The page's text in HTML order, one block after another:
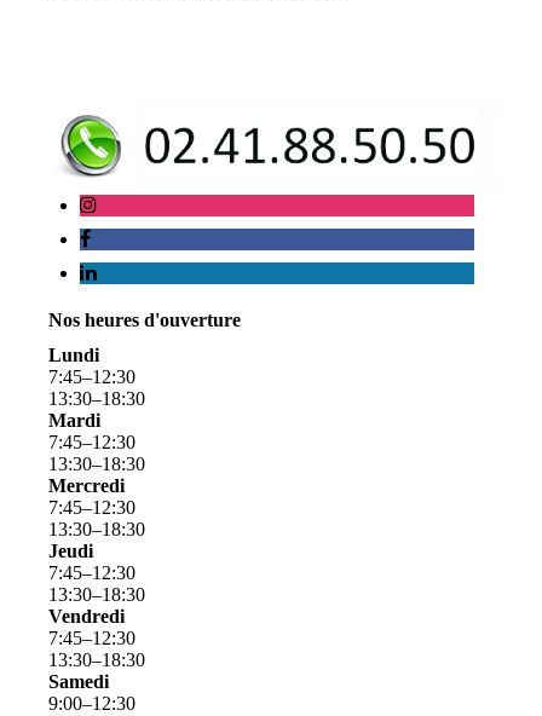
Nos heures d'ouverture
Lundi
7:45–12:30
13:30–18:30
Mardi
7:45–12:30
13:30–18:30
Mercredi
7:45–12:30
13:30–18:30
Jeudi
7:45–12:30
13:30–18:30
Vendredi
7:45–12:30
13:30–18:30
Samedi
9:00–12:30